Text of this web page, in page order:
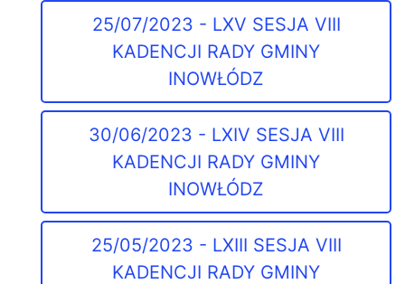
25/07/2023 - LXV SESJA VIII
KADENCJI RADY GMINY
INOWŁÓDZ
30/06/2023 - LXIV SESJA VIII
KADENCJI RADY GMINY
INOWŁÓDZ
25/05/2023 - LXIII SESJA VIII
KADENCJI RADY GMINY